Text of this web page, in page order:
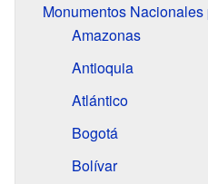
Monumentos
Amazonas
Antioquia
Atlántico
Bogotá
Bolívar